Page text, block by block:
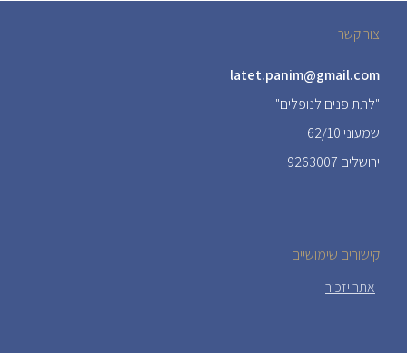
צור קשר
latet.panim@gmail.com
"לתת פנים לנופלים"
שמעוני 62/10
ירושלים 9263007
קישורים שימושיים
אתר יזכור